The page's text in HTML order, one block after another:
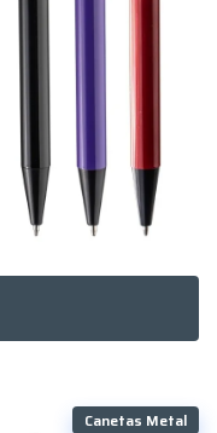
Canetas Metal